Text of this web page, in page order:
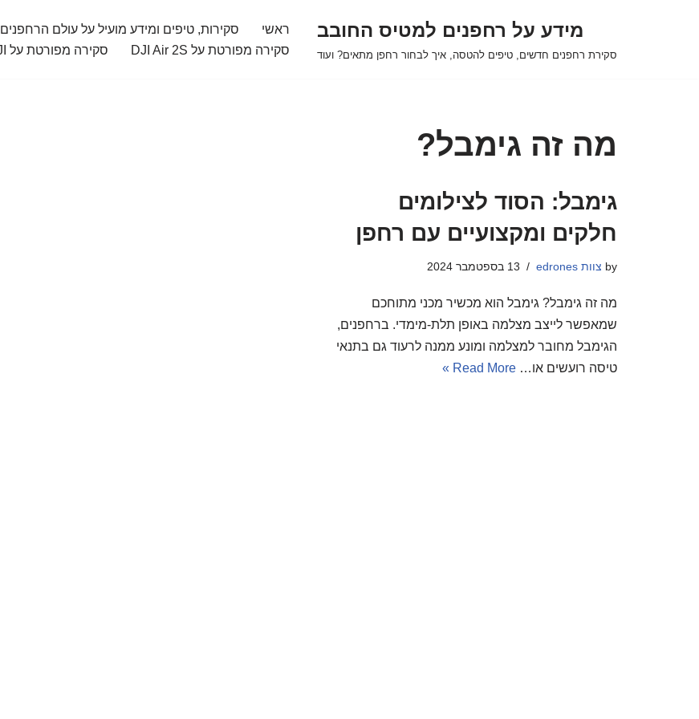
מידע על רחפנים למטיס החובב
סקירת רחפנים חדשים, טיפים להטסה, איך לבחור רחפן מתאים? ועוד
ראשי סקירות, טיפים ומידע מועיל על עולם הרחפנים
סקירה מפורטת על DJI Air 2S
סקירה מפורטת על DJI מיני 2
מה זה גימבל?
גימבל: הסוד לצילומים
חלקים ומקצועיים עם רחפן
by צוות edrones 13 בספטמבר 2024
מה זה גימבל? גימבל הוא מכשיר מכני מתוחכם
שמאפשר לייצב מצלמה באופן תלת-מימדי. ברחפנים,
הגימבל מחובר למצלמה ומונע ממנה לרעוד גם בתנאי
טיסה רועשים או… Read More »